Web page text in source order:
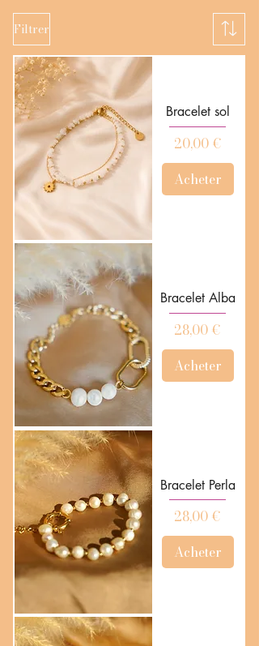
Filtrer
Bracelet sol
Prix
20,00 €
Acheter
Bracelet Alba
Prix
28,00 €
Acheter
Bracelet Perla
Prix
28,00 €
Acheter